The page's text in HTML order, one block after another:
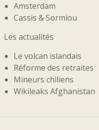
Amsterdam
Cassis & Sormiou
Les actualités
Le volcan islandais
Réforme des retraites
Mineurs chiliens
Wikileaks Afghanistan